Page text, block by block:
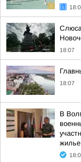
18:07
18:07
В
жилье